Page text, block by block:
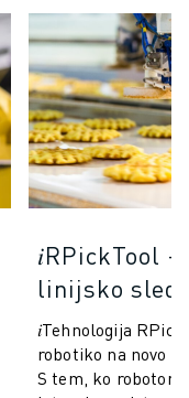
𝑖RPickTool -
linijsko
𝑖Tehnologija
robotiko na novo
S tem, ko robotom